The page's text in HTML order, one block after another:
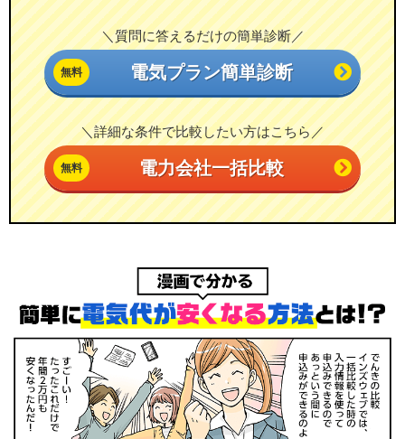
＼質問に答えるだけの簡単診断／
電気プラン簡単診断
＼詳細な条件で比較したい方はこちら／
電力会社一括比較